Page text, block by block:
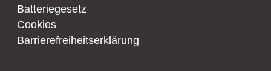
Batteriegesetz
Cookies
Barrierefreiheitserklärung